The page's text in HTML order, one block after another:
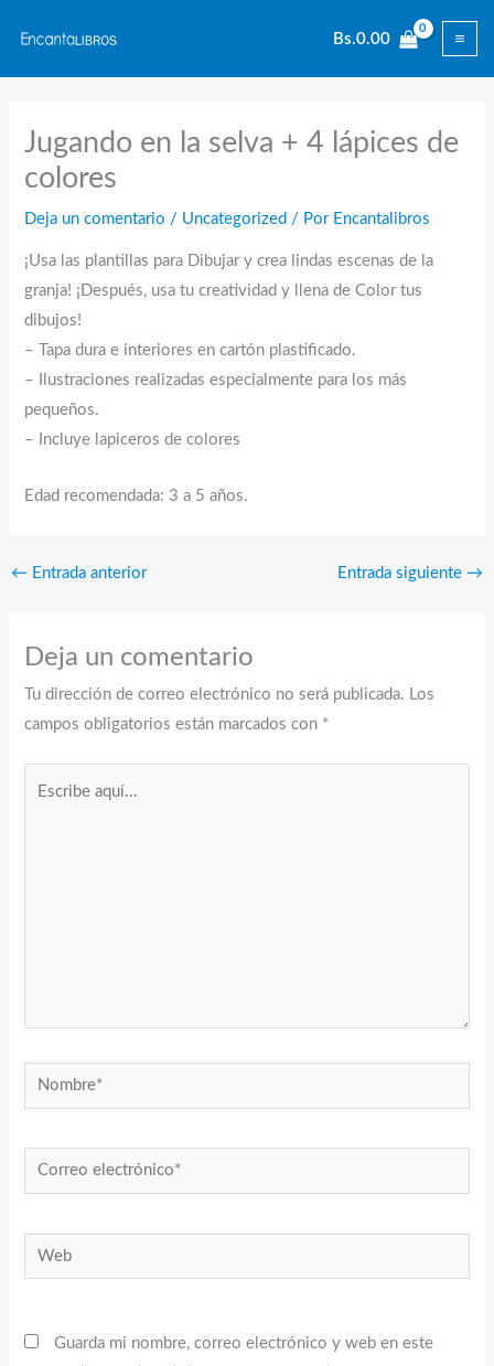
contenido
Bs.0.00
Jugando en la selva + 4 lápices de
colores
Deja un comentario / Uncategorized / Por Encantalibros
¡Usa las plantillas para Dibujar y crea lindas escenas de la
granja! ¡Después, usa tu creatividad y llena de Color tus
dibujos!
– Tapa dura e interiores en cartón plastificado.
– Ilustraciones realizadas especialmente para los más
pequeños.
– Incluye lapiceros de colores
Edad recomendada: 3 a 5 años.
← Entrada anterior Entrada siguiente →
Deja un comentario
Tu dirección de correo electrónico no será publicada. Los
campos obligatorios están marcados con *
Nombre*
Correo
electrónico*
Web
Guarda mi nombre, correo electrónico y web en este